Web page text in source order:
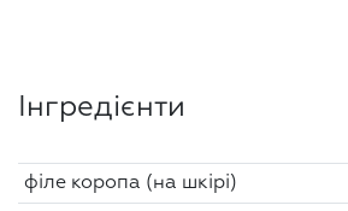
Інгредієнти
філе коропа (на шкірі)